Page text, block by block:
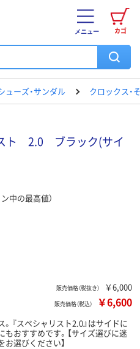
カゴ
メニュー
ューズ・サンダル クロックス・
ト 2.0 ブラック(サイ
中の最高値）
販売価格（税抜き） ￥6,000
販売価格（税込） ￥6,600
『スペシャリスト2.0』はサイドに
おすすめです。【サイズ選びに迷
お選びください】